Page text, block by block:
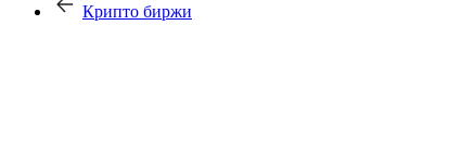
Крипто биржи